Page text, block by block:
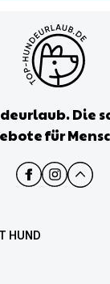
Die
für
HUND